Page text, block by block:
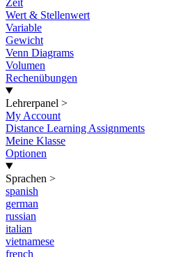
Zeit
Wert & Stellenwert
Variable
Gewicht
Venn Diagrams
Volumen
Rechenübungen
Lehrerpanel >
My Account
Distance Learning Assignments
Meine Klasse
Optionen
Sprachen >
spanish
german
russian
italian
vietnamese
french